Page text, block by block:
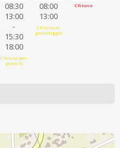
08:30
13:00
-
15:30
18:00
Chiuso per
pranzo
08:00
13:00
Chiuso al
pomeriggio
Chiuso